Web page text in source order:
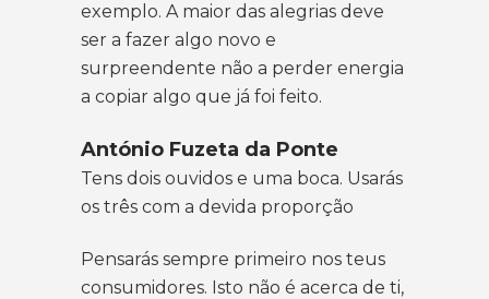
exemplo. A maior das alegrias deve
ser a fazer algo novo e
surpreendente não a perder energia
a copiar algo que já foi feito.
António Fuzeta da Ponte
Tens dois ouvidos e uma boca. Usarás
os três com a devida proporção
Pensarás sempre primeiro nos teus
consumidores. Isto não é acerca de ti,